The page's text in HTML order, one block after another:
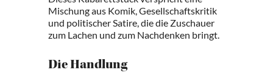
Mischung aus Komik, Gesellschaftskritik
und politischer Satire, die die Zuschauer
zum Lachen und zum Nachdenken bringt.
Die Handlung